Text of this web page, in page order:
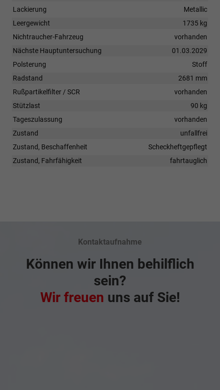
Lackierung
Metallic
Leergewicht
1735 kg
Nichtraucher-Fahrzeug
vorhanden
Nächste Hauptuntersuchung
01.03.2029
Polsterung
Stoff
Radstand
2681 mm
Rußpartikelfilter / SCR
vorhanden
Stützlast
90 kg
Tageszulassung
vorhanden
Zustand
unfallfrei
Zustand, Beschaffenheit
Scheckheftgepflegt
Zustand, Fahrfähigkeit
fahrtauglich
Kontaktaufnahme
Können wir Ihnen behilflich
sein?
Wir freuen uns auf Sie!